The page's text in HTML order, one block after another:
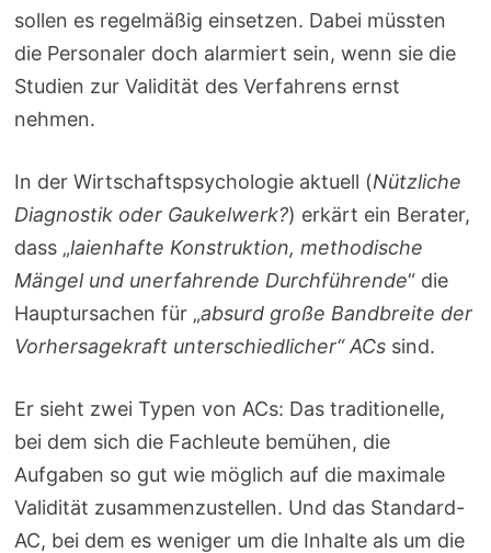
sollen es regelmäßig einsetzen. Dabei müssten
die Personaler doch alarmiert sein, wenn sie die
Studien zur Validität des Verfahrens ernst
nehmen.
In der Wirtschaftspsychologie aktuell (Nützliche
Diagnostik oder Gaukelwerk?) erkärt ein Berater,
dass „laienhafte Konstruktion, methodische
Mängel und unerfahrende Durchführende“ die
Hauptursachen für „absurd große Bandbreite der
Vorhersagekraft unterschiedlicher“ ACs sind.
Er sieht zwei Typen von ACs: Das traditionelle,
bei dem sich die Fachleute bemühen, die
Aufgaben so gut wie möglich auf die maximale
Validität zusammenzustellen. Und das Standard-
AC, bei dem es weniger um die Inhalte als um die